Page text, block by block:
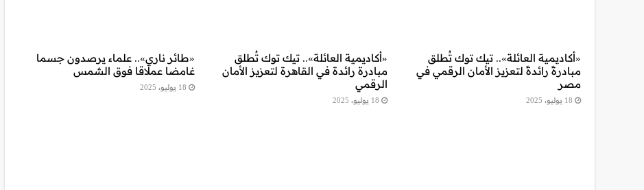
«أكاديمية العائلة».. تيك توك تُطلق
مبادرةً رائدةً لتعزيز الأمان الرقمي في
مصر
18 يوليو، 2025
«أكاديمية العائلة».. تيك توك تُطلق
مبادرة رائدة في القاهرة لتعزيز الأمان
الرقمي
18 يوليو، 2025
«طائر ناري».. علماء يرصدون جسما
غامضا عملاقا فوق الشمس
18 يوليو، 2025